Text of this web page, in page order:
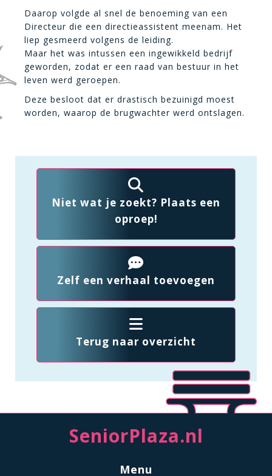
Daarop volgde al snel de benoeming van een
Directeur die een directieassistent meenam. Het
liep gesmeerd volgens de leiding.
Maar het was intussen een ingewikkeld bedrijf
geworden, zodat er een raad van bestuur in het
leven werd geroepen.
Deze besloot dat er drastisch bezuinigd moest
worden, waarop de brugwachter werd ontslagen.
Niet wat je zoekt? Plaats een
oproep!
Zelf een verhaal toevoegen
Terug naar overzicht
SeniorPlaza.nl
Menu